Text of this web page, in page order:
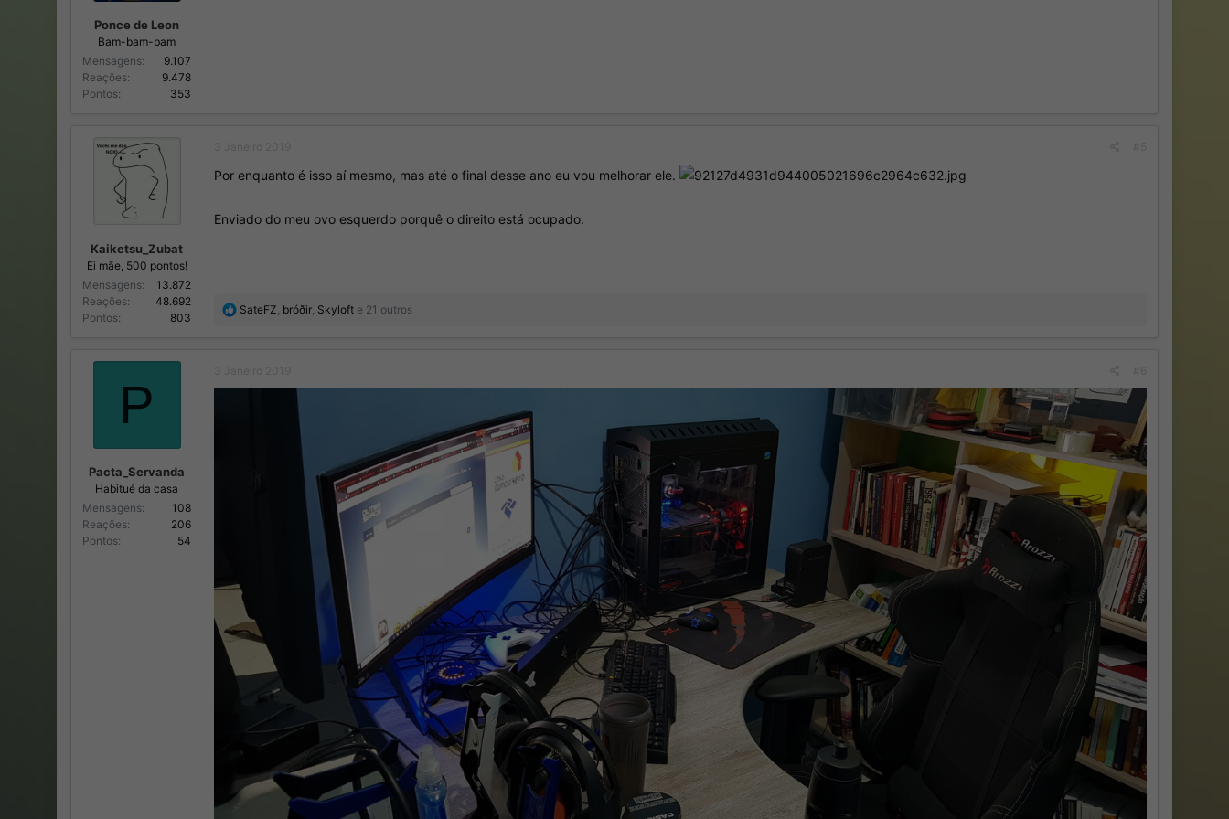
Ponce de Leon
Bam-bam-bam
Mensagens
9.107
Reações
9.478
Pontos
353
Kaiketsu_Zubat
Ei mãe, 500 pontos!
Mensagens
13.872
Reações
48.692
Pontos
803
Por enquanto é isso aí mesmo, mas até o final desse ano eu vou melhorar ele.
Enviado do meu ovo esquerdo porquê o direito está ocupado.
R
e
SateFZ bróðir Skyloft e 21 outros
P
Pacta_Servanda
Habitué da casa
Mensagens
108
Reações
206
Pontos
54